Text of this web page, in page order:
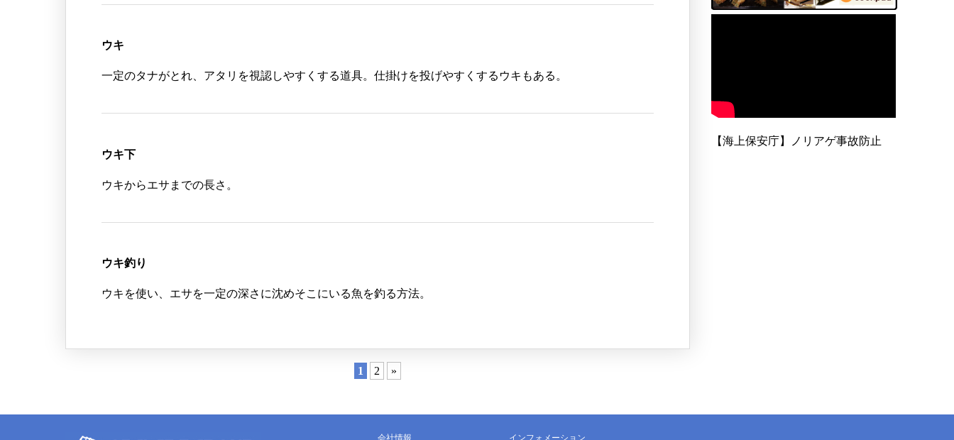
ウキ
一定のタナがとれ、アタリを視認しやすくする道具。仕掛けを投げやすくするウキもある。
ウキ下
ウキからエサまでの長さ。
ウキ釣り
ウキを使い、エサを一定の深さに沈めそこにいる魚を釣る方法。
1 2 »
【海上保安庁】ノリアゲ事故防止